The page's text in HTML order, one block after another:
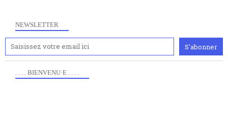
NEWSLETTER
. . . . BIENVENU·E . . . .